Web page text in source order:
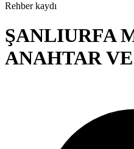
Rehber kaydı
ŞANLIURFA
ANAHTAR